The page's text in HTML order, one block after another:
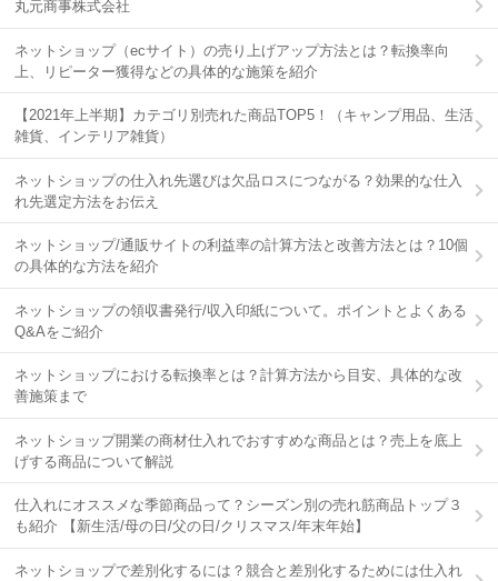
丸元商事株式会社
ネットショップ（ecサイト）の売り上げアップ方法とは？転換率向
上、リピーター獲得などの具体的な施策を紹介
【2021年上半期】カテゴリ別売れた商品TOP5！（キャンプ用品、生活
雑貨、インテリア雑貨）
ネットショップの仕入れ先選びは欠品ロスにつながる？効果的な仕入
れ先選定方法をお伝え
ネットショップ/通販サイトの利益率の計算方法と改善方法とは？10個
の具体的な方法を紹介
ネットショップの領収書発行/収入印紙について。ポイントとよくある
Q&Aをご紹介
ネットショップにおける転換率とは？計算方法から目安、具体的な改
善施策まで
ネットショップ開業の商材仕入れでおすすめな商品とは？売上を底上
げする商品について解説
仕入れにオススメな季節商品って？シーズン別の売れ筋商品トップ３
も紹介 【新生活/母の日/父の日/クリスマス/年末年始】
ネットショップで差別化するには？競合と差別化するためには仕入れ